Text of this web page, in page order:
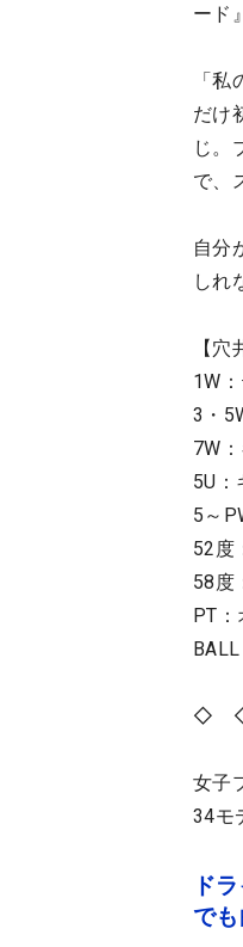
ード
「
だけ
じ。
で、
自分
しれ
【
1W
3・
7W
5U：
5～
52度
58度
PT：
◇
女子
34モ
ド
でも